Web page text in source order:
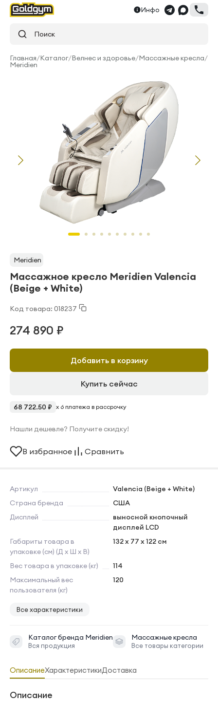
Инфо
Поиск
Главная/Каталог/Велнес и здоровье/Массажные кресла/
Meridien
Meridien
Массажное кресло Meridien Valencia
(Beige + White)
Код товара: 018237
Артикул
Valencia (Beige + White)
Страна бренда
США
Дисплей
выносной кнопочный
дисплей LCD
Габариты товара в
упаковке (см) (Д х Ш х В)
132 x 77 x 122 см
Вес товара в упаковке (кг)
114
Максимальный вес
пользователя (кг)
120
Все характеристики
Каталог бренда Meridien
Вся продукция
Массажные кресла
Все товары категории
274 890 ₽
Добавить в корзину
Купить сейчас
68 722.50 ₽ x 6 платежа в рассрочку
Нашли дешевле? Получите скидку!
В избранное Сравнить
ОписаниеХарактеристикиДоставка
Описание